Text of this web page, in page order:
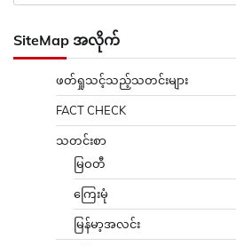
SiteMap အလိုက်
ဖတ်ရှုသင့်သည့်သတင်းများ
FACT CHECK
သတင်းစာ
မြဝတီ
ကြေးမုံ
မြန်မာ့အလင်း